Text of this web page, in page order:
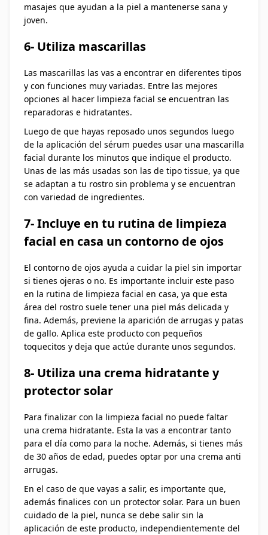
masajes que ayudan a la piel a mantenerse sana y
joven.
6- Utiliza mascarillas
Las mascarillas las vas a encontrar en diferentes tipos
y con funciones muy variadas. Entre las mejores
opciones al hacer limpieza facial se encuentran las
reparadoras e hidratantes.
Luego de que hayas reposado unos segundos luego
de la aplicación del sérum puedes usar una mascarilla
facial durante los minutos que indique el producto.
Unas de las más usadas son las de tipo tissue, ya que
se adaptan a tu rostro sin problema y se encuentran
con variedad de ingredientes.
7- Incluye en tu rutina de limpieza
facial en casa un contorno de ojos
El contorno de ojos ayuda a cuidar la piel sin importar
si tienes ojeras o no. Es importante incluir este paso
en la rutina de limpieza facial en casa, ya que esta
área del rostro suele tener una piel más delicada y
fina. Además, previene la aparición de arrugas y patas
de gallo. Aplica este producto con pequeños
toquecitos y deja que actúe durante unos segundos.
8- Utiliza una crema hidratante y
protector solar
Para finalizar con la limpieza facial no puede faltar
una crema hidratante. Esta la vas a encontrar tanto
para el día como para la noche. Además, si tienes más
de 30 años de edad, puedes optar por una crema anti
arrugas.
En el caso de que vayas a salir, es importante que,
además finalices con un protector solar. Para un buen
cuidado de la piel, nunca se debe salir sin la
aplicación de este producto, independientemente del